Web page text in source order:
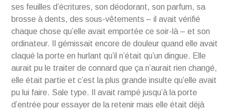
ses feuilles d’écritures, son déodorant, son parfum, sa
brosse à dents, des sous-vêtements – il avait vérifié
chaque chose qu’elle avait emportée ce soir-là – et son
ordinateur. Il gémissait encore de douleur quand elle avait
claqué la porte en hurlant qu’il n’était qu’un dingue. Elle
aurait pu le traiter de connard que ça n’aurait rien changé,
elle était partie et c’est la plus grande insulte qu’elle avait
pu lui faire. Sale type. Il avait rampé jusqu’à la porte
d’entrée pour essayer de la retenir mais elle était déjà